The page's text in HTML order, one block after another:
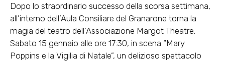
Dopo lo straordinario successo della scorsa settimana,
all’interno dell’Aula Consiliare del Granarone torna la
magia del teatro dell’Associazione Margot Theatre.
Sabato 15 gennaio alle ore 17:30, in scena “Mary
Poppins e la Vigilia di Natale”, un delizioso spettacolo